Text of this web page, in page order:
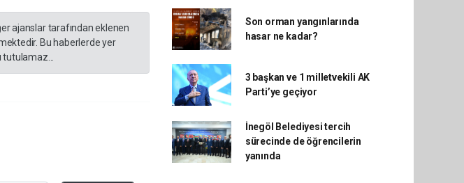
ajanslar tarafından eklenen
Bu haberlerde yer
tutulamaz...
Son orman yangınlarında
hasar ne kadar?
3 başkan ve 1 milletvekili AK
Parti’ye geçiyor
İnegöl Belediyesi tercih
sürecinde de öğrencilerin
yanında